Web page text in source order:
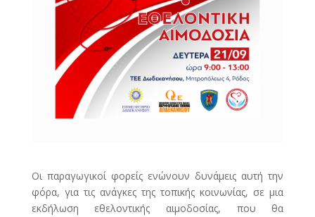
Οι παραγωγικοί φορείς ενώνουν δυνάμεις αυτή την
φόρα, για τις ανάγκες της τοπικής κοινωνίας, σε μια
εκδήλωση εθελοντικής αιμοδοσίας, που θα